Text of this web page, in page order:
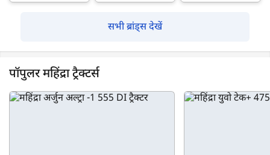
सभी ब्रांड्स देखें
पॉपुलर महिंद्रा ट्रैक्टर्स